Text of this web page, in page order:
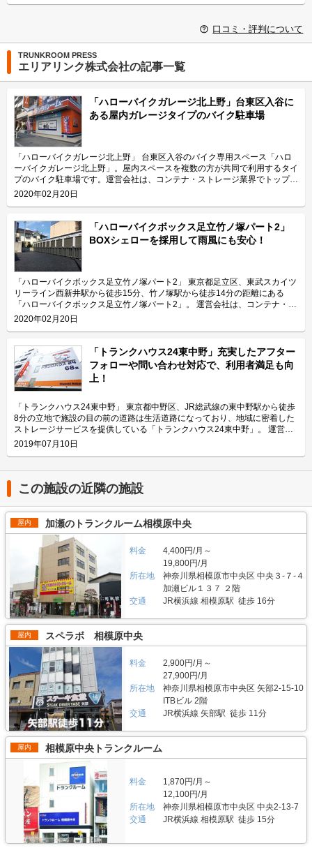
口コミ・評判について
TRUNKROOM PRESS
エリアリンク株式会社の記事一覧
「ハローバイクガレージ北上野」台東区入谷に
ある屋内ガレージタイプのバイク駐車場
「ハローバイクガレージ北上野」 台東区入谷のバイク専用スペース「ハロ
ーバイクガレージ北上野」。屋内スペースを複数の方が共同で利用するタイ
プのバイク駐車場です。運営会社は、コンテナ・ストレージ業界でトップレ
ベルのシェアを誇り、東証マザーズにも上場しているエリアリンク株式会
社。 今回は、エリアリンク株式会社が運営している「ハローバイクガレー
ージ北上野」の特長を教えてください。 東京メトロ日比谷線の入谷駅から
徒歩4分、JR山手線の鶯谷駅から徒歩10分の場所に位置する「ハローバイク
ガレージ北上野」。駅近なバイク駐車スペースであり、24時間365日ご利用
頂けます。広さ2.25帖・幅130cm・奥行き270cmのスペースをご用意して
おり、大型バイクの駐車にも対応可能です。また、屋内型トランクルーム
「ハローストレージ北上野」と隣接していてパーツやメンテナンス用品の収
納にご利用頂けます。ツーリングにお出掛する際にも大変便利です。 主に
どんな方がご利用されているのでしょうか？ 主に入谷駅周辺エリアを中心
とした近隣エリアの方々にご利用頂いています。「ハローバイクガレージ北
上野」は鶯谷や上野、稲荷町、田原町などからもアクセス良好なバイク専用
施設なので、近隣エリアのライダーから人気があります。大きめの駐車スペ
ースのため、アメリカンクルーザー、レーサー・スポーツタイプ、ビッグス
クーターなど、高級車や大型車の保管にもご利用頂いております。 セキュ
リティや安全面について教えてください。 「ハローバイクガレージ北上
野」は屋内タイプで雨風を防ぐことができ、また、電動シャッターや防犯カ
メラなどを設置しているためセキュリテイ面もしっかりしているので、盗難
やイタズラから愛車を守りたい、大切なバイクを雨風で汚したくない方にお
すすめです。 費用や契約について教えてください。 月額17,400円（税込）
の価格でバイク1台を駐車できます。施設の詳細な仕様については事前内覧
をおすすめ致します。ご契約の前に駐車スペースや立地など確認頂けます。
契約時はバイクのメーカー・車種・ナンバーを確認していますが、これから
バイクを購入する方はお問い合わせの際にお知らせください。時期によって
は使用料や事務手数料がお得になるキャンペーンも実施していますので、
LIFULLトランクルームのメール又は電話にてお問い合わせください。 編集
後記 「ハローバイクガレージ北上野」は駅から近くて万全なセキュリティ
はお早めにお問い合わせした方が良さそうだ。 運営会社は東証マザーズ上
場企業でもあるエリアリンク株式会社。2016年頃、西東京エリアで試験的
にはじめた駐車場タイプのバイクパーキングは当初ここまでの拡大を予想し
ていなかったとのことだが、順調に拡大を続け、現在、都内を中心に1,000
台分ほどスペースを管理している（2020年1月現在）。その運営ノウハウが
ある「ハローバイクガレージ北上野」は、誰もが安心して利用できる施設な
ので、愛車を守りたい近隣エリアの方は要チェックなスポットではないかと
思った。
2020年02月20日
「ハローバイクボックス足立竹ノ塚パート2」
BOXシェローを採用して雨風にも安心！
「ハローバイクボックス足立竹ノ塚パート2」 東京都足立区、東武スカイツ
リーライン西新井駅から徒歩15分、竹ノ塚駅から徒歩14分の距離にある
「ハローバイクボックス足立竹ノ塚パート2」。 運営会社は、コンテナ・ス
トレージ業界でトップレベルのシェアを誇り、東証マザーズにも上場してい
るエリアリンク株式会社です。 今回は、エリアリンク株式会社が運営して
ご紹介致します。 「ハローバイクボックス足立竹ノ塚パート2」の特長を教
えてください。 ボックスタイプの「ハローバイクボックス足立竹ノ塚パー
ト2」は、国道4号線から車でアクセスしやすい立地にある施設です。 広さ2
帖・幅110cm・奥行き252cm・高さ197cmのバイクボックスが17室ご用意
しており、24時間365日自由にご利用頂けます。 エリアリンク株式会社の
「ハローバイクボックス」は全国のライダー様から愛されているBOXシェ
ローを採用した施設のため、風雨による汚れや浸食に強いのが特長です。幅
広いラダーレールが付いており、バイクの乗り入れが簡単です。また、ボッ
クス内には棚を設置しておりますので、ヘルメットなどの小物を置くことも
可能です。パーツやメンテナンス用品も収納できるのでとても便利です。
主にどんな方がご利用されているのでしょうか？ 東武伊勢崎線やつくばエ
クスプレス線が通る足立区内にお住いのライダーの方を中心にご利用頂いて
おります。主にアメリカンクルーザーやビッグスクーター、レーサー・スポ
ーツタイプなど高級車又は大型車の保管が多くみられます。 セキュリティ
や安全面について教えてください。 「ハローバイクボックス足立竹ノ塚パ
ート2」はBOXシェローを採用した施設のため屋外タイプのバイクパーキン
グと違って雨風を防ぐことができ、盗難のリスクも抑えることができます。
各バイクボックスにバイクを収納するタイプなので、他の方のバイクを気に
する必要がありません。セキュリティ面としてバイクボックスの扉に南京錠
をつけており、安心してバイクを保管できる収納スペースです。また、施設
内には外灯照明も完備していますので、夜間でもバイクを出し入れしやすい
環境です。 費用や契約について教えてください。 月額11,300円（税込）の
価格でバイクボックスをご利用頂けます。「ハローバイクボックス足立竹ノ
塚パート2」は施設見学が可能なので、バイクボックスの大きさや立地が気
になる方は見学を申し込みください。契約時はバイクのナンバーを確認して
います。これからバイクを購入する方はお問い合わせの際にお知らせくださ
い。時期によっては月額使用料や事務手数料がお得になるキャンペーンも実
施していますので、LIFULLトランクルームの施設詳細ページをご覧くださ
い。 編集後記 現在、都内を中心に約1,000台（2020年1月現在）のバイク専
用スペースを管理しているエリアリンク株式会社。2016年頃、西東京エリ
アで試験的にはじめた駐車場タイプのバイクパーキングは当初ここまでの拡
大を予想していなかったとのことだが、順調に拡大を続けているという。人
気施設の一つである足立区の「ハローバイクボックス足立竹ノ塚パート2」
は、風雨による汚れや浸食防止に強いBOXシェローを採用しており、東証
マザーズ上場企業が運営しているバイク専用のスペースなので、安心して利
用できると思った。
2020年02月20日
「トランクハウス24東中野」充実したアフター
フォローや問い合わせ対応で、利用者満足も向
上！
「トランクハウス24東中野」 東京都中野区、JR総武線の東中野駅から徒歩
8分の立地で施設の目の前の道路は生活道路になっており、地域に密着した
ストレージサービスを提供している「トランクハウス24東中野」。 運営会
社はエリアリンク株式会社。コンテナ・ストレージ業界でトップシェアを誇
り、東証マザーズにも上場している会社です。全国に展開しているレンタル
に利用されています。 今回は、エリアリンク株式会社が運営している「ト
ランクハウス24東中野」の特徴や利用用途の傾向、会社の想いなどをご紹
介します。 トランクハウス24東中野の特徴を教えてください。 2018年12
月にオープンした「トランクハウス24東中野」。1階〜4階まで1軒まるごと
トランクルームで、部屋の大きさは0.9帖のコンパクトサイズから9.8帖の大
きいサイズまで展開しています。24時間365日利用でき、セキュリティも空
調も最新設備を整えているため、衣類・本・季節物などの荷物から大型家具
や機材・備品など法人利用まで幅広い用途にご利用いただけます。 主にど
んな方がご利用されているのでしょうか？ お客様は店舗から1.5キロ圏内に
お住いの方がほとんどです。他社であれば3キロ圏内程か車で移動する場所
にあることが多いのですが、「トランクハウス24」は住宅街の生活道路に
面しているため地域に密着した運営ができています（ご自宅から車で荷物を
運送するサービスも利用可能）。また、利用用途で多いのはファミリー層の
他、都心の店舗は一人暮らしの若い方や女性、法人企業にも利用いただいて
います。任意に調査したユーザーインタビューでは「一度使うと便利さが分
かった」という声も多く、衣類や本などの趣味や生活用品を自宅以外の押入
れに入れておく感覚で中長期的に利用されている傾向があります。 セキュ
リティや安全面について教えてください。 トランクハウス24で細心の注意
を払っているのが空気の流れ。外が寒いから中は暖かくではなく、結露やカ
ビができないように温度調整が必要で、その鍵を握るのが、各階に数点設置
しているサーキュレーター。風を送り込み部屋の空気を循環させることで荷
物を保管するのに最適な環境を1年中作り出しています。また、トランクハ
ウス24東中野店では、スマートキーや専用アプリによる鍵の解錠施錠にも
対応。警備会社と契約をしているため、万が一のことがあっても対応できる
ことはもちろん、小さなトラブルでも問い合わせれば、自社の物件管理部隊
がすぐに駆けつける体制も整備しています。 費用や契約について教えてく
ださい。 簡単手続き。スマートキーを採用したことで、その場で専用アプ
リを使って施設のエントランスキーを解錠でき、スタッフの立会いがなくて
もスムーズに内覧できます。また、Webやスマホのみでも契約申し込みが
できるので、最短即日利用も可能です。不明点があれば、お気軽にお問い合
わせください。 編集後記 誰もが知っているキャラクター「キティちゃん」
がビル正面に大きく貼られているトランクハウス24。インパクトがありな
がらも、街の景色に馴染んでいる親しみやすい印象を受けた。2018年から
開始した新しいトランクルームのサービスだが、そのはじめたきっかけをお
2019年07月10日
この施設の近隣の施設
屋内 加瀬のトランクルーム相模原中央
料金
4,400円/月～
19,800円/月
所在地
神奈川県相模原市中央区 中央３-７-４
加瀬ビル１３７ ２階
交通
JR横浜線 相模原駅 徒歩 16分
屋内 スペラボ 相模原中央
料金
2,900円/月～
27,900円/月
所在地
神奈川県相模原市中央区 ⽮部2-15-10
ITBビル 2階
交通
JR横浜線 矢部駅 徒歩 11分
屋内 相模原中央トランクルーム
料金
1,870円/月～
12,100円/月
所在地
神奈川県相模原市中央区 中央2-13-7
交通
JR横浜線 相模原駅 徒歩 15分